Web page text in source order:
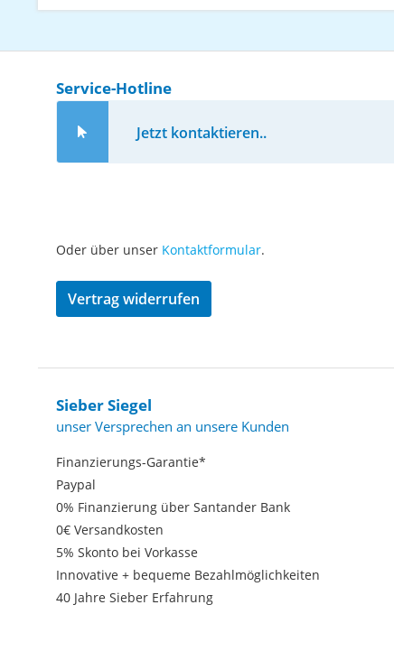
Service-Hotline
Jetzt kontaktieren..
Oder über unser Kontaktformular.
Vertrag widerrufen
Sieber Siegel
unser Versprechen an unsere Kunden
Finanzierungs-Garantie*
Paypal
0% Finanzierung über Santander Bank
0€ Versandkosten
5% Skonto bei Vorkasse
Innovative + bequeme Bezahlmöglichkeiten
40 Jahre Sieber Erfahrung